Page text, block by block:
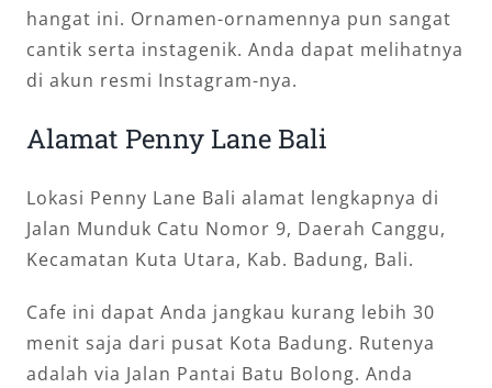
hangat ini. Ornamen-ornamennya pun sangat
cantik serta instagenik. Anda dapat melihatnya
di akun resmi Instagram-nya.
Alamat Penny Lane Bali
Lokasi Penny Lane Bali alamat lengkapnya di
Jalan Munduk Catu Nomor 9, Daerah Canggu,
Kecamatan Kuta Utara, Kab. Badung, Bali.
Cafe ini dapat Anda jangkau kurang lebih 30
menit saja dari pusat Kota Badung. Rutenya
adalah via Jalan Pantai Batu Bolong. Anda